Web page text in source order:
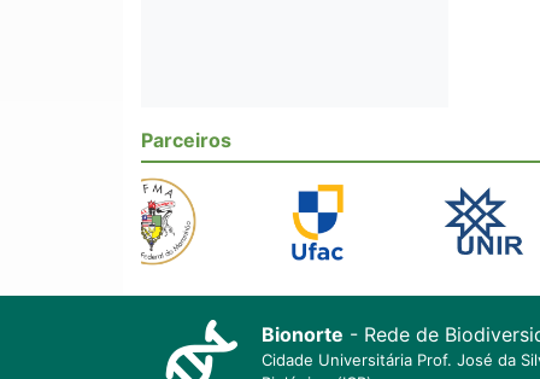
Parceiros
Bionorte - Rede de
Cidade Universitária Prof. José da